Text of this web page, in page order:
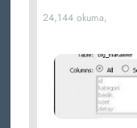
24,144 okuma,